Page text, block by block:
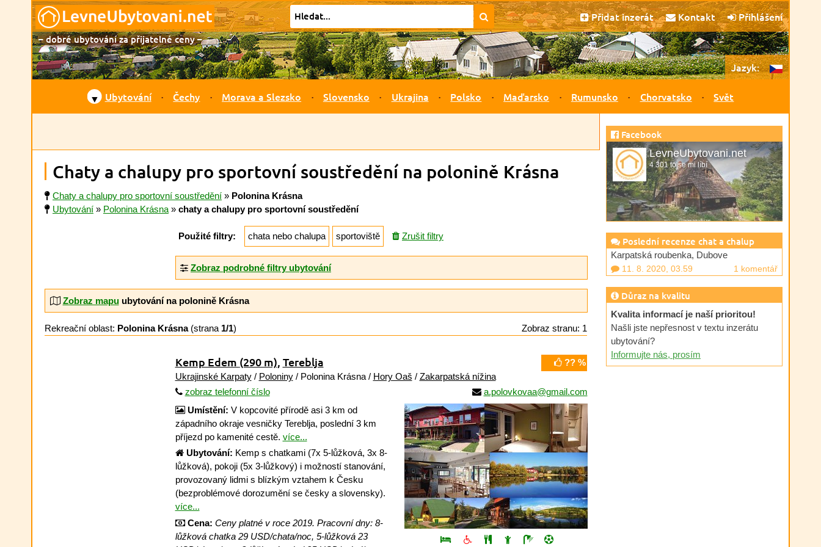
Přidat inzerát Kontakt Přihlášení
– dobré ubytování za přijatelné ceny –
Jazyk:
▼ Ubytování Čechy Morava a Slezsko Slovensko Ukrajina Polsko Maďarsko Rumunsko Chorvatsko Svět
Chaty a chalupy pro sportovní soustředění na polonině Krásna
Chaty a chalupy pro sportovní soustředění » Polonina Krásna
Ubytování » Polonina Krásna » chaty a chalupy pro sportovní soustředění
Použité filtry: chata nebo chalupa sportoviště Zrušit filtry
Zobraz podrobné filtry ubytování
Zobraz mapuubytování na polonině Krásna
Rekreační oblast: Polonina Krásna(strana 1/1) Zobraz stranu: 1
?? %
Kemp Edem (290 m), Tereblja
Ukrajinské Karpaty/ Poloniny/ Polonina Krásna / Hory Oaš / Zakarpatská nížina
zobraz telefonní číslo
a.polovkovaa@gmail.com
Umístění: V kopcovité přírodě asi 3 km od
západního okraje vesničky Tereblja, poslední 3 km
příjezd po kamenité cestě. více...
Ubytování: Kemp s chatkami (7x 5-lůžková, 3x 8-
lůžková), pokoji (5x 3-lůžkový) i možností stanování,
provozovaný lidmi s blízkým vztahem k Česku
(bezproblémové dorozumění se česky a slovensky).
více...
Cena: Ceny platné v roce 2019. Pracovní dny: 8-
lůžková chatka 29 USD/chata/noc, 5-lůžková 23
Facebook
LevneUbytovani.net
4 301 to se mi líbí
Poslední recenze chat a chalup
Karpatská roubenka, Dubove
11. 8. 2020, 03.59 1 komentář
Důraz na kvalitu
Kvalita informací je naší prioritou!
Našli jste nepřesnost v textu inzerátu
ubytování?
Informujte nás, prosím